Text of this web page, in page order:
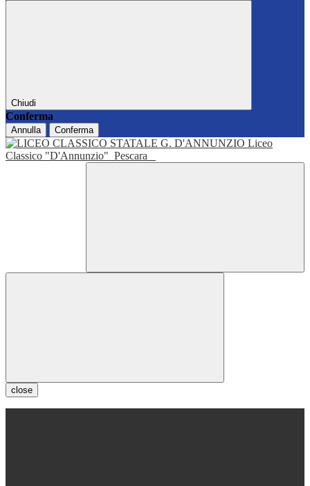
Chiudi
Conferma
Annulla Conferma
Liceo
Classico "D'Annunzio" Pescara
close